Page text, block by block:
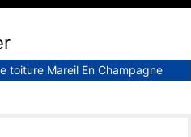
toiture Mareil En Champagne